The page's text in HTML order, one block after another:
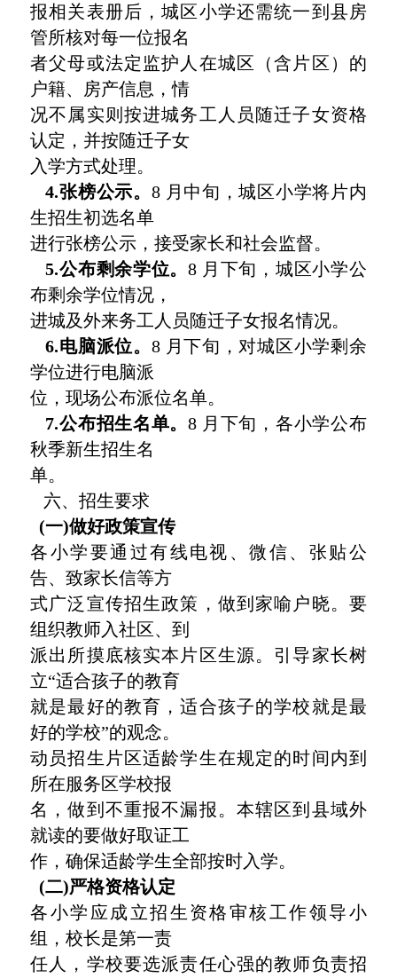
报相关表册后，城区小学还需统一到县房
管所核对每一位报名
者父母或法定监护人在城区（含片区）的
户籍、房产信息，情
况不属实则按进城务工人员随迁子女资格
认定，并按随迁子女
入学方式处理。
4.张榜公示。 8 月中旬，城区小学将片内
生招生初选名单
进行张榜公示，接受家长和社会监督。
5.公布剩余学位。8 月下旬，城区小学公
布剩余学位情况，
进城及外来务工人员随迁子女报名情况。
6.电脑派位。 8 月下旬，对城区小学剩余
学位进行电脑派
位，现场公布派位名单。
7.公布招生名单。8 月下旬，各小学公布
秋季新生招生名
单。
六、招生要求
(一)做好政策宣传
各小学要通过有线电视、微信、张贴公
告、致家长信等方
式广泛宣传招生政策，做到家喻户晓。要
组织教师入社区、到
派出所摸底核实本片区生源。引导家长树
立“适合孩子的教育
就是最好的教育，适合孩子的学校就是最
好的学校”的观念。
动员招生片区适龄学生在规定的时间内到
所在服务区学校报
名，做到不重报不漏报。本辖区到县域外
就读的要做好取证工
作，确保适龄学生全部按时入学。
(二)严格资格认定
各小学应成立招生资格审核工作领导小
组，校长是第一责
任人，学校要选派责任心强的教师负责招